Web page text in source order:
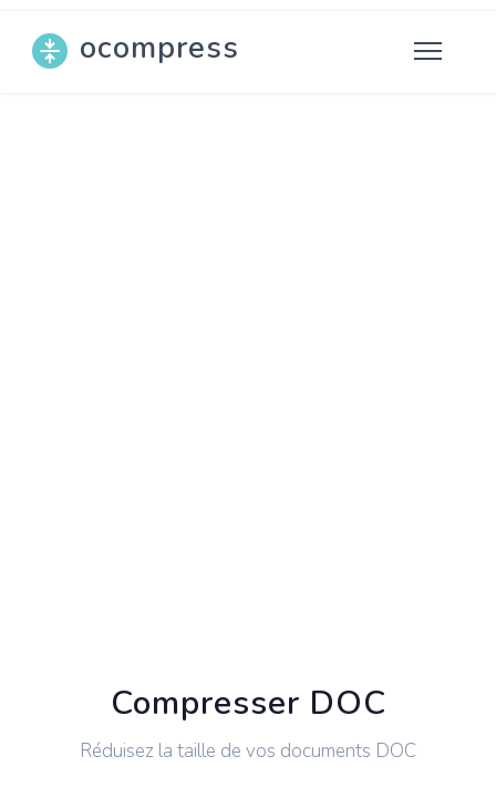
ocompress
Compresser DOC
Réduisez la taille de vos documents DOC